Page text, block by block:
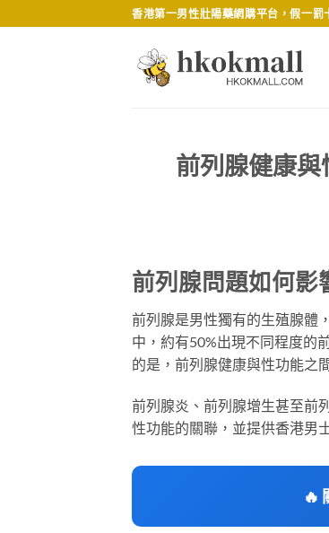
to
香港第一男性壯陽藥網購平台，假一罰
前列腺健康
前列腺問題如何影
前列腺是男性獨有的生殖腺體
中，約有50%出現不同程度的
的是，前列腺健康與性功能之
前列腺炎、前列腺增生甚至前
性功能的關聯，並提供香港男
🔥